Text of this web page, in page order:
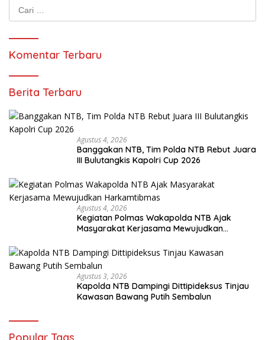
Komentar Terbaru
Berita Terbaru
Agustus 4, 2026
Banggakan NTB, Tim Polda NTB Rebut Juara
III Bulutangkis Kapolri Cup 2026
Agustus 4, 2026
Kegiatan Polmas Wakapolda NTB Ajak
Masyarakat Kerjasama Mewujudkan
Agustus 3, 2026
Kapolda NTB Dampingi Dittipideksus Tinjau
Kawasan Bawang Putih Sembalun
Popular Tags